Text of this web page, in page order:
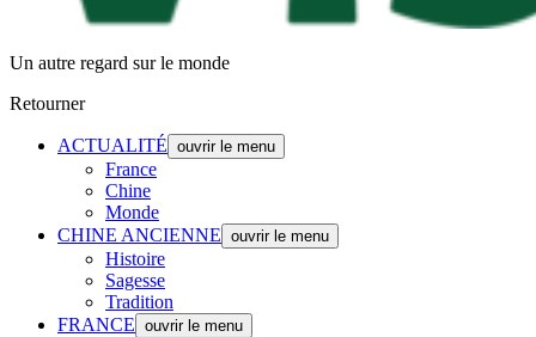
Un autre regard sur le monde
Retourner
ACTUALITÉ ouvrir le menu
France
Chine
Monde
CHINE ANCIENNE ouvrir le menu
Histoire
Sagesse
Tradition
FRANCE ouvrir le menu